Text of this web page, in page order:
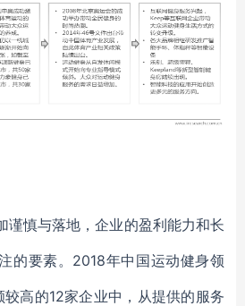
谨慎与落地，企业的盈利能力和长
的要素。2018年中国运动健身领
高的12家企业中，从提供的服务